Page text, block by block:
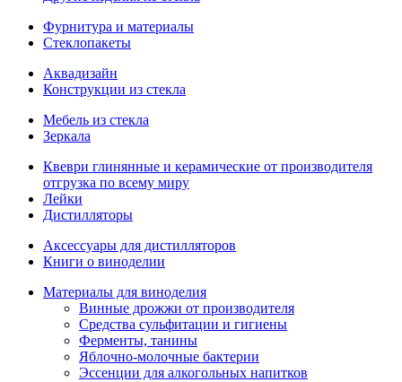
Фурнитура и материалы
Стеклопакеты
Аквадизайн
Конструкции из стекла
Мебель из стекла
Зеркала
Квеври глинянные и керамические от производителя
отгрузка по всему миру
Лейки
Дистилляторы
Аксессуары для дистилляторов
Книги о виноделии
Материалы для виноделия
Винные дрожжи от производителя
Средства сульфитации и гигиены
Ферменты, танины
Яблочно-молочные бактерии
Эссенции для алкогольных напитков